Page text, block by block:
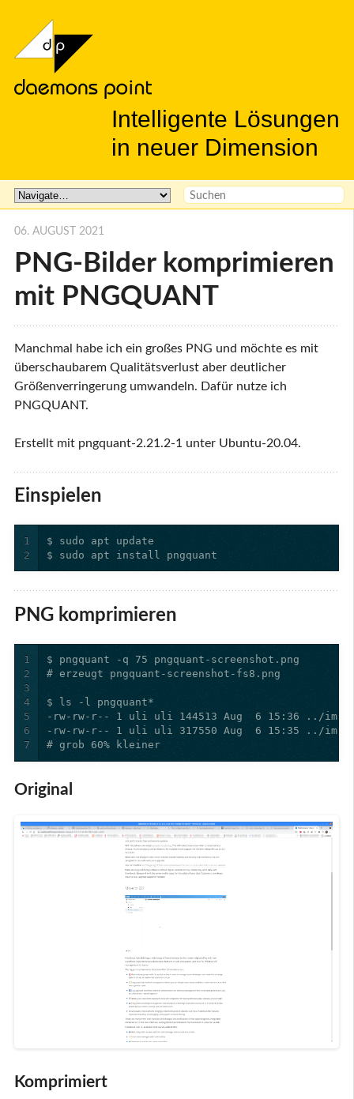
Intelligente Lösungen
in neuer Dimension
PNG-Bilder komprimieren
mit PNGQUANT
06. AUGUST 2021
Manchmal habe ich ein großes PNG und möchte es mit
überschaubarem Qualitätsverlust aber deutlicher
Größenverringerung umwandeln. Dafür nutze ich
PNGQUANT.
Erstellt mit pngquant-2.21.2-1 unter Ubuntu-20.04.
Einspielen
1
2
$ sudo apt install pngquant
PNG komprimieren
1
2
3
4
5
6
7
# grob 60% kleiner
Original
Komprimiert